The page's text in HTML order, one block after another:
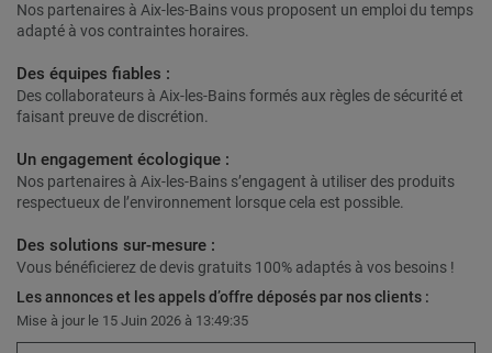
Nos partenaires à Aix-les-Bains vous proposent un emploi du temps
adapté à vos contraintes horaires.
Des équipes fiables :
Des collaborateurs à Aix-les-Bains formés aux règles de sécurité et
faisant preuve de discrétion.
Un engagement écologique :
Nos partenaires à Aix-les-Bains s’engagent à utiliser des produits
respectueux de l’environnement lorsque cela est possible.
Des solutions sur-mesure :
Vous bénéficierez de devis gratuits 100% adaptés à vos besoins !
Les annonces et les appels d’offre déposés par nos clients :
Mise à jour le 15 Juin 2026 à 13:49:35